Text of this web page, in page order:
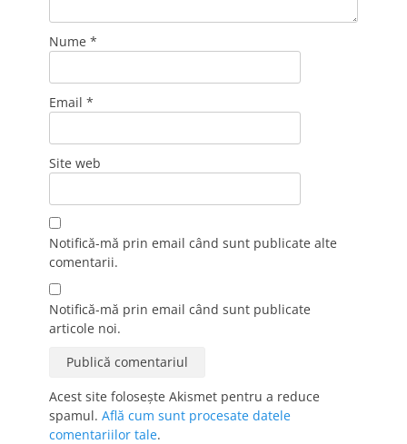
Nume *
Email *
Site web
Notifică-mă prin email când sunt publicate alte
comentarii.
Notifică-mă prin email când sunt publicate
articole noi.
Acest site folosește Akismet pentru a reduce
spamul. Află cum sunt procesate datele
comentariilor tale.